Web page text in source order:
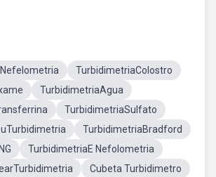
TurbidimetriaColostro
TurbidimetriaAgua
TurbidimetriaSulfato
TurbidimetriaBradford
TurbidimetriaE Nefolometria
Cubeta Turbidimetro